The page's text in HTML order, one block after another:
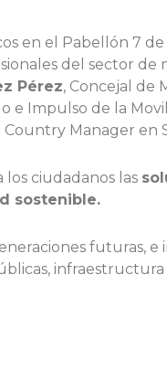
en el Pabellón 7 de
del sector de
Pérez, Concejal de
e Impulso de la
Country Manager en
ciudadanos las
sostenible.
futuras, e